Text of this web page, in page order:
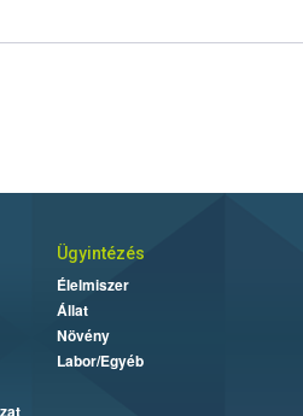
Ügyintézés
Élelmiszer
Állat
Növény
Labor/Egyéb